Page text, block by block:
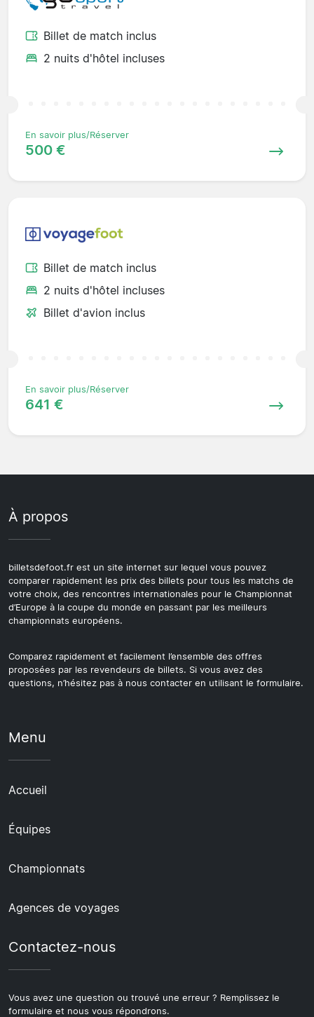
Billet de match inclus
2 nuits d'hôtel incluses
En savoir plus/Réserver
500 €
Billet de match inclus
2 nuits d'hôtel incluses
Billet d'avion inclus
En savoir plus/Réserver
641 €
À propos
billetsdefoot.fr est un site internet sur lequel vous pouvez
comparer rapidement les prix des billets pour tous les matchs de
votre choix, des rencontres internationales pour le Championnat
d’Europe à la coupe du monde en passant par les meilleurs
championnats européens.
Comparez rapidement et facilement l’ensemble des offres
proposées par les revendeurs de billets. Si vous avez des
questions, n’hésitez pas à nous contacter en utilisant le formulaire.
Menu
Accueil
Équipes
Championnats
Agences de voyages
Contactez-nous
Vous avez une question ou trouvé une erreur ? Remplissez le
formulaire et nous vous répondrons.